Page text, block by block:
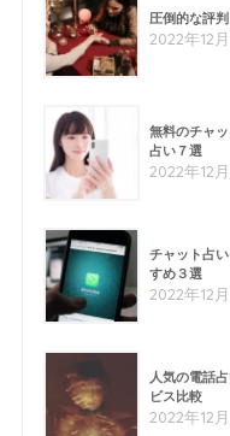
圧倒的な評
2022年12
無料のチャ
占い７選
2022年12
チャット占
すめ３選
2022年12
人気の電話
ビス比較
2022年12